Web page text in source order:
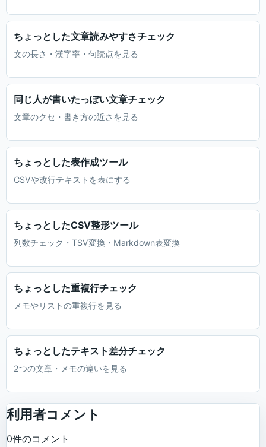
ちょっとした文章読みやすさチェック
文の長さ・漢字率・句読点を見る
同じ人が書いたっぽい文章チェック
文章のクセ・書き方の近さを見る
ちょっとした表作成ツール
CSVや改行テキストを表にする
ちょっとしたCSV整形ツール
列数チェック・TSV変換・Markdown表変換
ちょっとした重複行チェック
メモやリストの重複行を見る
ちょっとしたテキスト差分チェック
2つの文章・メモの違いを見る
利用者コメント
0件のコメント